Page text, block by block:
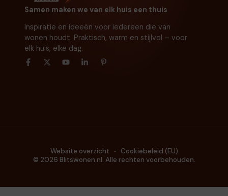
Samen maken we van elk huis een thuis
Inspiratie en ideeën voor iedereen die van
wonen houdt. Praktisch, warm en stijlvol – voor
elk huis, elke dag.
© 2026 Blitswonen.nl. Alle rechten voorbehouden.
Website overzicht Cookiebeleid (EU)